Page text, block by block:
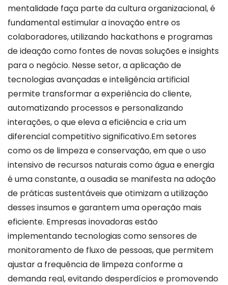
mentalidade faça parte da cultura organizacional, é
fundamental estimular a inovação entre os
colaboradores, utilizando hackathons e programas
de ideação como fontes de novas soluções e insights
para o negócio. Nesse setor, a aplicação de
tecnologias avançadas e inteligência artificial
permite transformar a experiência do cliente,
automatizando processos e personalizando
interações, o que eleva a eficiência e cria um
diferencial competitivo significativo.Em setores
como os de limpeza e conservação, em que o uso
intensivo de recursos naturais como água e energia
é uma constante, a ousadia se manifesta na adoção
de práticas sustentáveis que otimizam a utilização
desses insumos e garantem uma operação mais
eficiente. Empresas inovadoras estão
implementando tecnologias como sensores de
monitoramento de fluxo de pessoas, que permitem
ajustar a frequência de limpeza conforme a
demanda real, evitando desperdícios e promovendo